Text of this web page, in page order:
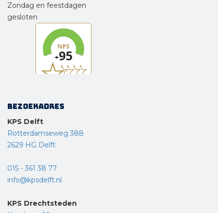
Zondag en feestdagen
gesloten
Bezoekadres
KPS Delft
Rotterdamseweg 388
2629 HG Delft
015 - 361 38 77
info@kpsdelft.nl
KPS Drechtsteden